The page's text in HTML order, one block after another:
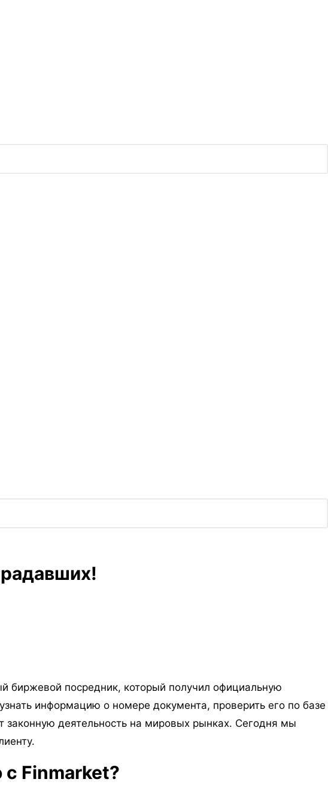
биржевой посредник, который получил официальную
информацию о номере документа, проверить его по базе
деятельность на мировых рынках. Сегодня мы
с Finmarket?